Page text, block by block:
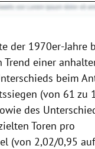
der 1970er-Jahre
einer
beim
(von 61 zu
des
Toren pro
(von 2,02/0,95